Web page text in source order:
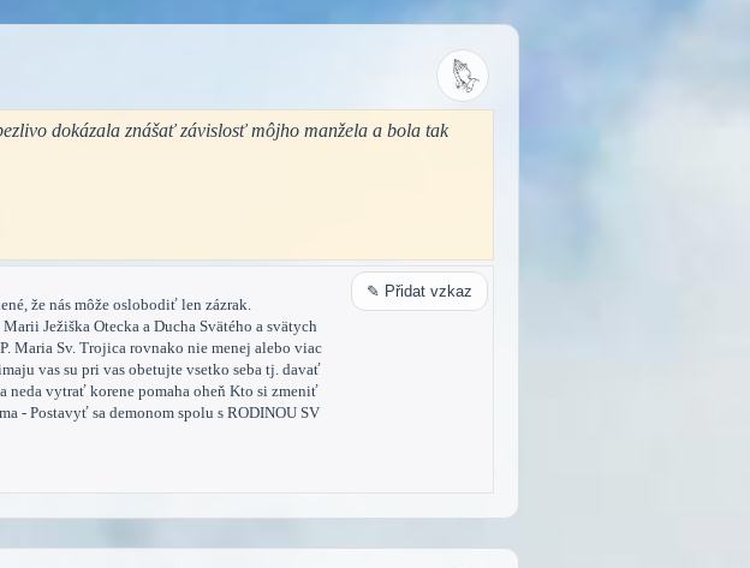
dokázala znášať závislosť môjho manžela a bola tak
že nás môže oslobodiť len zázrak.
Ježiška Otecka a Ducha Svätého a svätych
Maria Sv. Trojica rovnako nie menej alebo viac
vas su pri vas obetujte vsetko seba tj. davať
neda vytrať korene pomaha oheň Kto si zmeniť
- Postavyť sa demonom spolu s RODINOU SV
✎ Přidat vzkaz